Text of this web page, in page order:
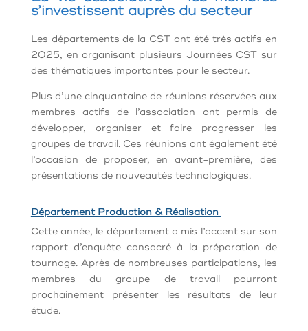
s’investissent auprès du secteur
Les départements de la CST ont été très actifs en
2025, en organisant plusieurs Journées CST sur
des thématiques importantes pour le secteur.
Plus d’une cinquantaine de réunions réservées aux
membres actifs de l’association ont permis de
développer, organiser et faire progresser les
groupes de travail. Ces réunions ont également été
l’occasion de proposer, en avant-première, des
présentations de nouveautés technologiques.
Département Production & Réalisation
Cette année, le département a mis l’accent sur son
rapport d’enquête consacré à la préparation de
tournage. Après de nombreuses participations, les
membres du groupe de travail pourront
prochainement présenter les résultats de leur
étude.